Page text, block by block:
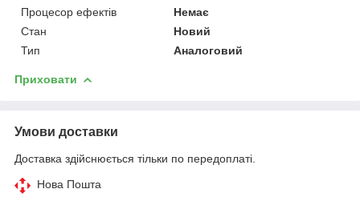
Процесор ефектів
Немає
Стан
Новий
Тип
Аналоговий
Приховати
Умови доставки
Доставка здійснюється тільки по передоплаті.
Нова Пошта